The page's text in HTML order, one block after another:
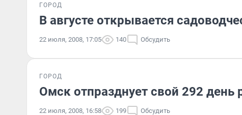
ГОРОД
В августе открывается
22 июля, 2008, 17:05 140 Обсудить
ГОРОД
Омск отпразднует свой 292 день
22 июля, 2008, 16:58 199 Обсудить